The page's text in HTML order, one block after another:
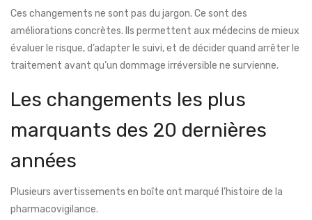
Ces changements ne sont pas du jargon. Ce sont des
améliorations concrètes. Ils permettent aux médecins de mieux
évaluer le risque, d’adapter le suivi, et de décider quand arrêter le
traitement avant qu’un dommage irréversible ne survienne.
Les changements les plus
marquants des 20 dernières
années
Plusieurs avertissements en boîte ont marqué l’histoire de la
pharmacovigilance.